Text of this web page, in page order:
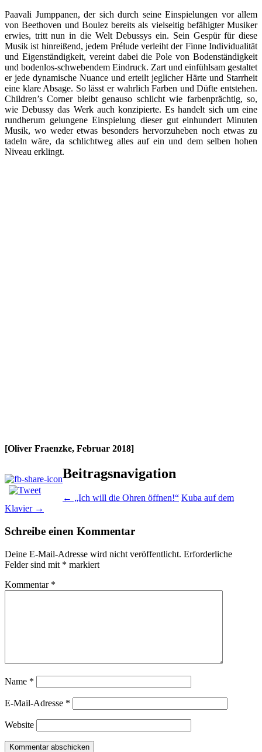
Paavali Jumppanen, der sich durch seine Einspielungen vor allem
von Beethoven und Boulez bereits als vielseitig befähigter Musiker
erwies, tritt nun in die Welt Debussys ein. Sein Gespür für diese
Musik ist hinreißend, jedem Prélude verleiht der Finne Individualität
und Eigenständigkeit, vereint dabei die Pole von Bodenständigkeit
und bodenlos-schwebendem Eindruck. Zart und einfühlsam gestaltet
er jede dynamische Nuance und erteilt jeglicher Härte und Starrheit
eine klare Absage. So lässt er wahrlich Farben und Düfte entstehen.
Children’s Corner bleibt genauso schlicht wie farbenprächtig, so,
wie Debussy das Werk auch konzipierte. Es handelt sich um eine
rundherum gelungene Einspielung dieser gut einhundert Minuten
Musik, wo weder etwas besonders hervorzuheben noch etwas zu
tadeln wäre, da schlichtweg alles auf ein und dem selben hohen
Niveau erklingt.
[Oliver Fraenzke, Februar 2018]
Beitragsnavigation
← „Ich will die Ohren öffnen!“ Kuba auf dem
Klavier →
Schreibe einen Kommentar
Deine E-Mail-Adresse wird nicht veröffentlicht. Erforderliche
Felder sind mit * markiert
Kommentar *
Name *
E-Mail-Adresse *
Website